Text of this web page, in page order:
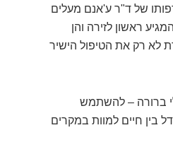
של ד"ר ע'אנם מעלים
ראשון לזירה והן
לא רק את הטיפול הישיר
ברורה – להשתמש
בין חיים למוות במקרים